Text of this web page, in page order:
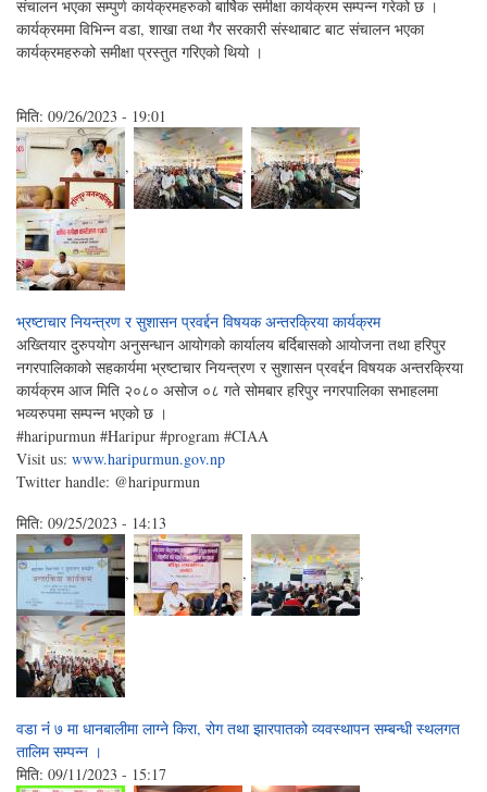
संचालन भएका सम्पुर्ण कार्यक्रमहरुको बार्षिक समीक्षा कार्यक्रम सम्पन्न गरेको छ ।
कार्यक्रममा विभिन्न वडा, शाखा तथा गैर सरकारी संस्थाबाट बाट संचालन भएका
कार्यक्रमहरुको समीक्षा प्रस्तुत गरिएको थियो ।
मिति: 09/26/2023 - 19:01
, , ,
भ्रष्टाचार नियन्त्रण र सुशासन प्रवर्द्दन विषयक अन्तरक्रिया कार्यक्रम
अख्तियार दुरुपयोग अनुसन्धान आयोगको कार्यालय बर्दिबासको आयोजना तथा हरिपुर
नगरपालिकाको सहकार्यमा भ्रष्टाचार नियन्त्रण र सुशासन प्रवर्द्दन विषयक अन्तरक्रिया
कार्यक्रम आज मिति २०८० असोज ०८ गते सोमबार हरिपुर नगरपालिका सभाहलमा
भव्यरुपमा सम्पन्न भएको छ ।
#haripurmun #Haripur #program #CIAA
Visit us: www.haripurmun.gov.np
Twitter handle: @haripurmun
मिति: 09/25/2023 - 14:13
, , ,
वडा नंं ७ मा धानबालीमा लाग्ने किरा, रोग तथा झारपातको व्यवस्थापन सम्बन्धी स्थलगत
तालिम सम्पन्न ।
मिति: 09/11/2023 - 15:17